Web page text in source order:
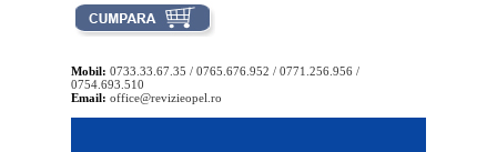
Mobil: 0733.33.67.35 / 0765.676.952 / 0771.256.956 /
0754.693.510
Email: office@revizieopel.ro